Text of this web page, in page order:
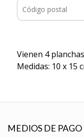
Vienen 4
Medidas: 10 x 15
MEDIOS DE PAGO